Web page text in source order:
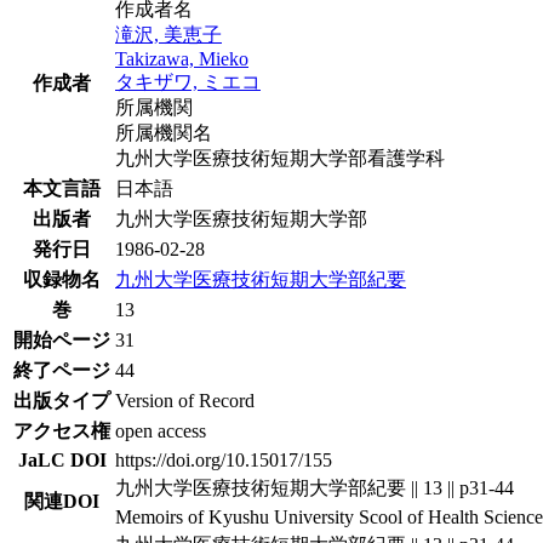
作成者
作成者名
滝沢, 美恵子
Takizawa, Mieko
タキザワ, ミエコ
所属機関
所属機関名
九州大学医療技術短期大学部看護学科
本文言語
日本語
出版者
九州大学医療技術短期大学部
発行日
1986-02-28
収録物名
九州大学医療技術短期大学部紀要
巻
13
開始ページ 31
終了ページ 44
出版タイプ Version of Record
アクセス権 open access
JaLC DOI https://doi.org/10.15017/155
関連DOI
九州大学医療技術短期大学部紀要 || 13 || p31-44
Memoirs of Kyushu University Scool of Health